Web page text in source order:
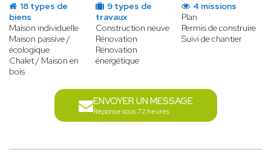
18 types de
biens
Maison individuelle
Maison passive /
écologique
Chalet / Maison en
bois
9 types de
travaux
Construction neuve
Rénovation
Rénovation
énergétique
4 missions
Plan
Permis de construire
Suivi de chantier
ENVOYER UN MESSAGE
Réponse sous 72 heures